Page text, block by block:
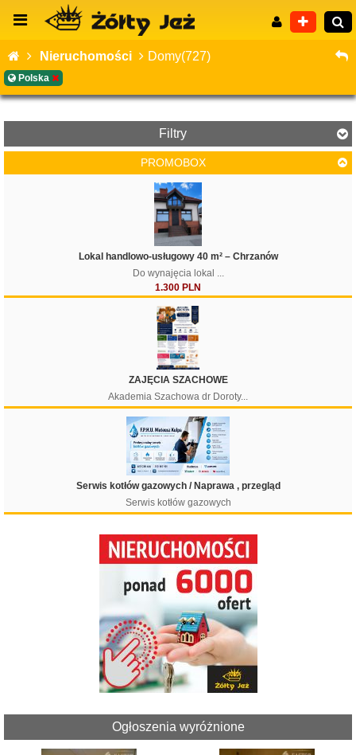
Wyszukiwanie zaawansowane
Nieruchomości Domy(727)
Polska
Filtry
Filtruj
PROMOBOX
Lokal handlowo-usługowy 40 m² – Chrzanów
Do wynajęcia lokal ...
1.300 PLN
ZAJĘCIA SZACHOWE
Akademia Szachowa dr Doroty...
Serwis kotłów gazowych / Naprawa , przegląd
Serwis kotłów gazowych
Ogłoszenia wyróżnione